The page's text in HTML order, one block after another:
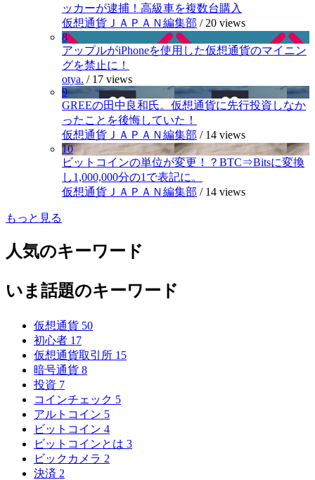
ッカーが逮捕！高級車を複数台購入
仮想通貨ＪＡＰＡＮ編集部 / 20 views
8
アップルがiPhoneを使用した仮想通貨のマイニン
グを禁止に！
otya. / 17 views
9
GREEの田中良和氏。仮想通貨に先行投資しなか
ったことを後悔していた！
仮想通貨ＪＡＰＡＮ編集部 / 14 views
10
ビットコインの単位が変更！？BTC⇒Bitsに変換
し1,000,000分の1で表記に。
仮想通貨ＪＡＰＡＮ編集部 / 14 views
もっと見る
人気のキーワード
いま話題のキーワード
仮想通貨 50
初心者 17
仮想通貨取引所 15
暗号通貨 8
投資 7
コインチェック 5
アルトコイン 5
ビットコイン 4
ビットコインとは 3
ビックカメラ 2
決済 2